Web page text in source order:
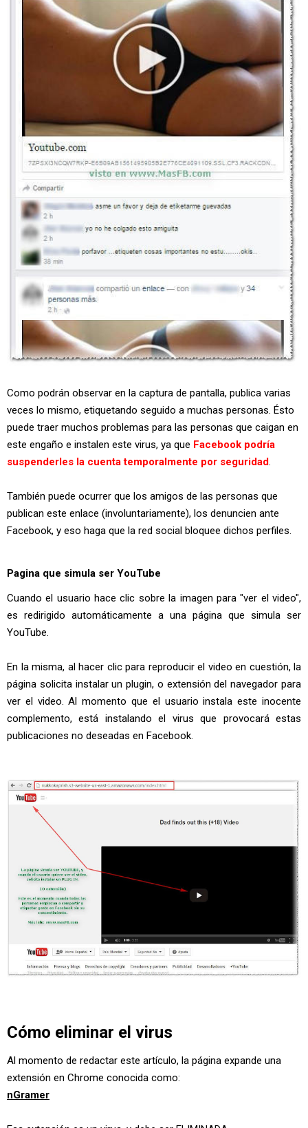
Como podrán observar en la captura de pantalla, publica varias
veces lo mismo, etiquetando seguido a muchas personas. Ésto
puede traer muchos problemas para las personas que caigan en
este engaño e instalen este virus, ya que Facebook podría
suspenderles la cuenta temporalmente por seguridad.
También puede ocurrer que los amigos de las personas que
publican este enlace (involuntariamente), los denuncien ante
Facebook, y eso haga que la red social bloquee dichos perfiles.
Pagina que simula ser YouTube
Cuando el usuario hace clic sobre la imagen para "ver el video",
es redirigido automáticamente a una página que simula ser
YouTube.
En la misma, al hacer clic para reproducir el video en cuestión, la
página solicita instalar un plugin, o extensión del navegador para
ver el video. Al momento que el usuario instala este inocente
complemento, está instalando el virus que provocará estas
publicaciones no deseadas en Facebook.
Cómo eliminar el virus
Al momento de redactar este artículo, la página expande una
extensión en Chrome conocida como:
nGramer